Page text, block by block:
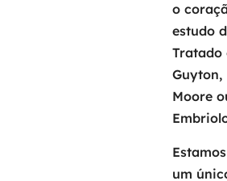
o
estudo
Tratado
Guyton,
Moore
um